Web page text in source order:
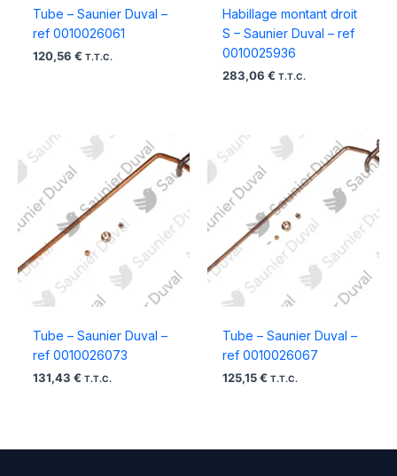
Tube – Saunier Duval –
ref 0010026061
120,56 € T.T.C.
Habillage montant droit
S – Saunier Duval – ref
0010025936
283,06 € T.T.C.
Tube – Saunier Duval –
ref 0010026073
131,43 € T.T.C.
Tube – Saunier Duval –
ref 0010026067
125,15 € T.T.C.